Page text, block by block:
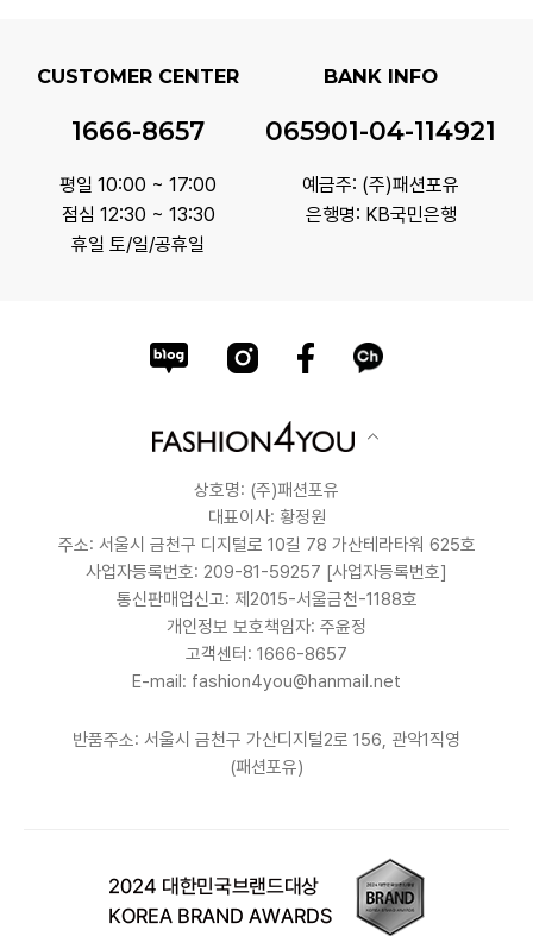
CUSTOMER CENTER
1666-8657
평일 10:00 ~ 17:00
점심 12:30 ~ 13:30
휴일 토/일/공휴일
BANK INFO
065901-04-114921
예금주: (주)패션포유
은행명: KB국민은행
상호명: (주)패션포유
대표이사: 황정원
주소: 서울시 금천구 디지털로 10길 78 가산테라타워 625호
사업자등록번호: 209-81-59257 [사업자등록번호]
통신판매업신고: 제2015-서울금천-1188호
개인정보 보호책임자: 주윤정
고객센터: 1666-8657
E-mail: fashion4you@hanmail.net
반품주소: 서울시 금천구 가산디지털2로 156, 관악1직영
(패션포유)